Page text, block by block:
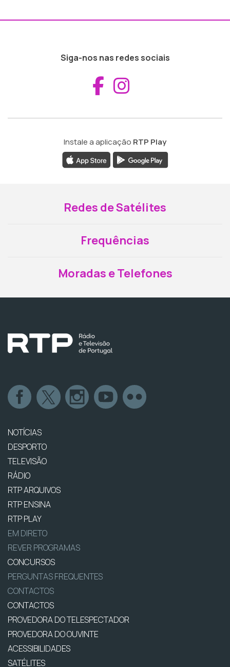
Siga-nos nas redes sociais
Aceder ao
Instale a aplicação RTP Play
Redes de Satélites
Frequências
Moradas e Telefones
NOTÍCIAS
DESPORTO
TELEVISÃO
RÁDIO
RTP ARQUIVOS
RTP ENSINA
RTP PLAY
EM DIRETO
REVER PROGRAMAS
CONCURSOS
PERGUNTAS FREQUENTES
CONTACTOS
CONTACTOS
PROVEDORA DO TELESPECTADOR
PROVEDORA DO OUVINTE
ACESSIBILIDADES
SATÉLITES